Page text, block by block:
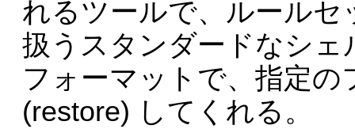
れるツールで、ルール
扱うスタンダードなシ
フォーマットで、指定
(restore) してくれる。